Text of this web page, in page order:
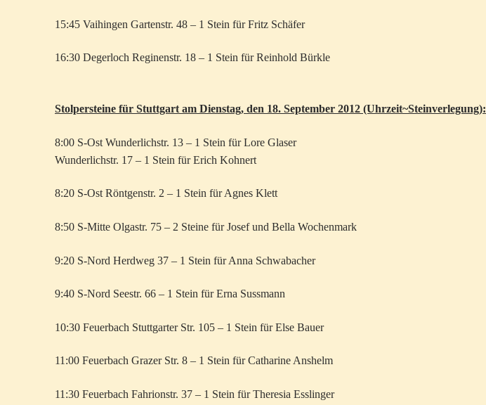
15:45 Vaihingen Gartenstr. 48 – 1 Stein für Fritz Schäfer
16:30 Degerloch Reginenstr. 18 – 1 Stein für Reinhold Bürkle
Stolpersteine für Stuttgart am Dienstag, den 18. September 2012 (Uhrzeit~Steinverlegung):
8:00 S-Ost Wunderlichstr. 13 – 1 Stein für Lore Glaser
Wunderlichstr. 17 – 1 Stein für Erich Kohnert
8:20 S-Ost Röntgenstr. 2 – 1 Stein für Agnes Klett
8:50 S-Mitte Olgastr. 75 – 2 Steine für Josef und Bella Wochenmark
9:20 S-Nord Herdweg 37 – 1 Stein für Anna Schwabacher
9:40 S-Nord Seestr. 66 – 1 Stein für Erna Sussmann
10:30 Feuerbach Stuttgarter Str. 105 – 1 Stein für Else Bauer
11:00 Feuerbach Grazer Str. 8 – 1 Stein für Catharine Anshelm
11:30 Feuerbach Fahrionstr. 37 – 1 Stein für Theresia Esslinger